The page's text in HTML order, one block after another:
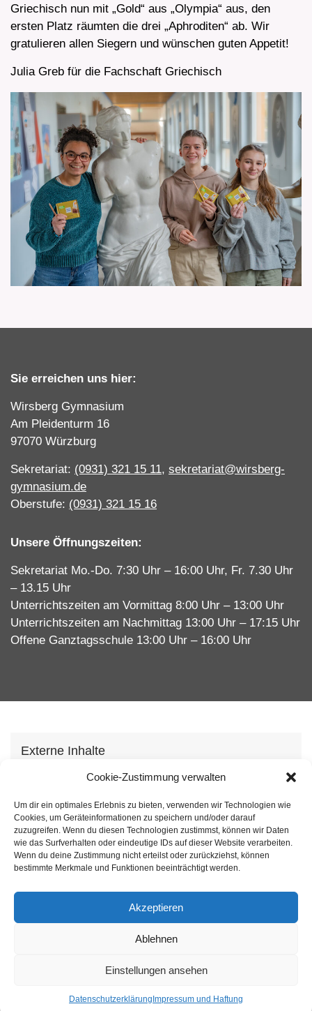
Cookie-Zustimmung verwalten
Um dir ein optimales Erlebnis zu bieten, verwenden wir Technologien wie
Cookies, um Geräteinformationen zu speichern und/oder darauf
zuzugreifen. Wenn du diesen Technologien zustimmst, können wir Daten
wie das Surfverhalten oder eindeutige IDs auf dieser Website verarbeiten.
Wenn du deine Zustimmung nicht erteilst oder zurückziehst, können
bestimmte Merkmale und Funktionen beeinträchtigt werden.
Akzeptieren
Ablehnen
Einstellungen ansehen
Datenschutzerklärung Impressum und Haftung
Griechisch nun mit „Gold“ aus „Olympia“ aus, den
ersten Platz räumten die drei „Aphroditen“ ab. Wir
gratulieren allen Siegern und wünschen guten Appetit!
Julia Greb für die Fachschaft Griechisch
Sie erreichen uns hier:
Wirsberg Gymnasium
Am Pleidenturm 16
97070 Würzburg
Sekretariat: (0931) 321 15 11, sekretariat@wirsberg-
gymnasium.de
Oberstufe: (0931) 321 15 16
Unsere Öffnungszeiten:
Sekretariat Mo.-Do. 7:30 Uhr – 16:00 Uhr, Fr. 7.30 Uhr
– 13.15 Uhr
Unterrichtszeiten am Vormittag 8:00 Uhr – 13:00 Uhr
Unterrichtszeiten am Nachmittag 13:00 Uhr – 17:15 Uhr
Offene Ganztagsschule 13:00 Uhr – 16:00 Uhr
Externe Inhalte
Wir verwenden auf unserer Webseite externe
anzubieten. Mit dem laden der Inhalte stimmen Sie
unsererDatenschutzvereinbarungzu.
Inhalt laden
Datenschutz